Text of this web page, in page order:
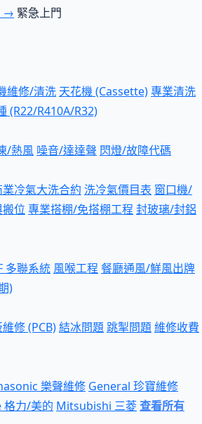
→ 緊急上門
維修/清洗 天花機 (Cassette)專業清洗
(R22/R410A/R32)
/熱風 噪音/達達聲 閃燈/故障代碼
業冷氣大洗合約 洗冷氣價目表 窗口機/
位 專業搭棚/免搭棚工程 封玻璃/封鋁
多聯系統 風喉工程 餐廳通風/鮮風出牌
)
修 (PCB)結冰問題跳掣問題維修收費
樂聲維修 General 珍寶維修
格力/美的 Mitsubishi 三菱查看所有